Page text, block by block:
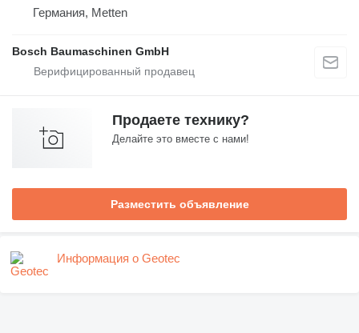
Германия, Metten
Bosch Baumaschinen GmbH
Продаете технику?
Делайте это вместе с нами!
Разместить объявление
Информация о Geotec